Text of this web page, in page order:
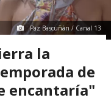
Paz Bascuñán / Canal 13
la
de
encantaría"